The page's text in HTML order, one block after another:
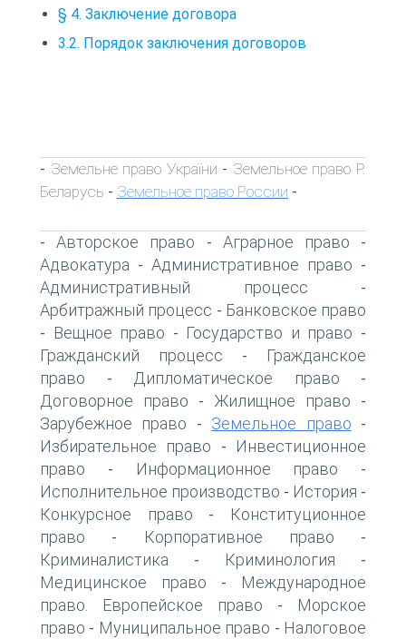
§ 4. Заключение договора
3.2. Порядок заключения договоров
- Земельне право України - Земельное право Р.
Беларусь - Земельное право России -
-Авторское право - Аграрное право -
Адвокатура - Административное право -
Административный процесс -
Арбитражный процесс - Банковское право
- Вещное право - Государство и право -
Гражданский процесс -
Гражданское
право - Дипломатическое право -
Договорное право - Жилищное право -
Зарубежное право - Земельное право -
Избирательное право -
Инвестиционное
право - Информационное право -
Исполнительное производство - История -
Конкурсное право -
Конституционное
право - Корпоративное право -
Криминалистика - Криминология -
Медицинское право -
Международное
право. Европейское право -
Морское
право - Муниципальное право - Налоговое